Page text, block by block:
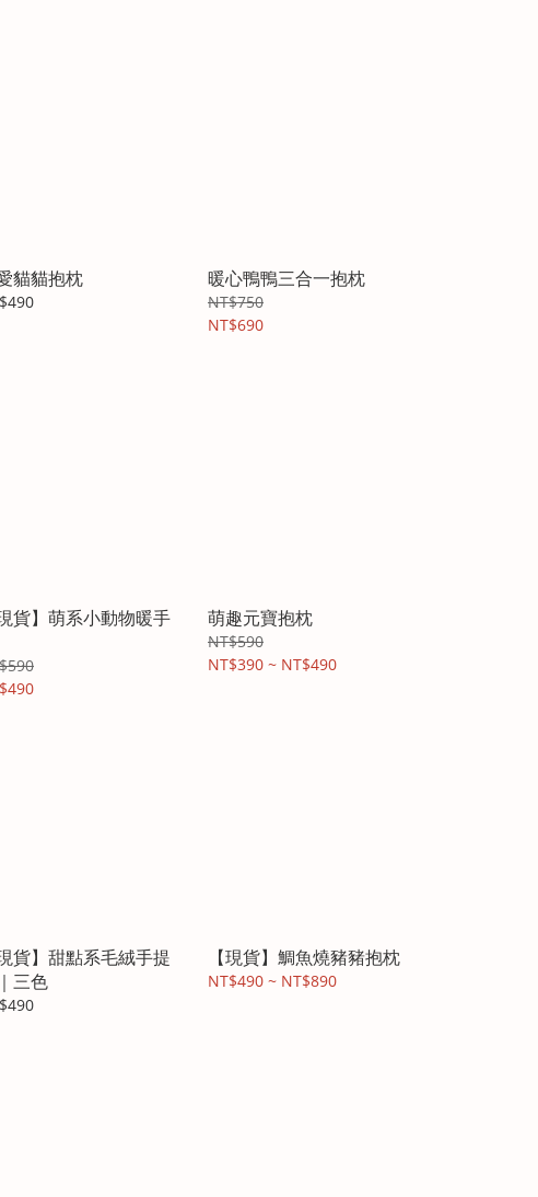
貓貓抱枕 暖心鴨鴨三合一抱枕
NT$750
NT$690
現貨】萌系小動物暖手
萌趣元寶抱枕
NT$590
NT$390 ~ NT$490
現貨】甜點系毛絨手提
三色
【現貨】鯛魚燒豬豬抱枕
NT$490 ~ NT$890